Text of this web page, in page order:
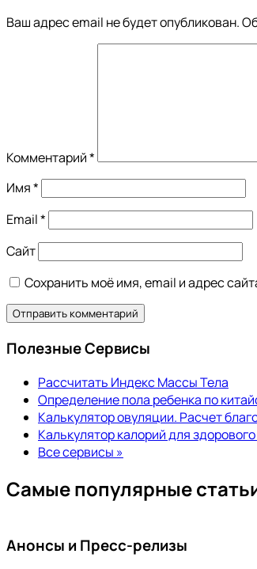
Ваш адрес email не будет опубликован.
Комментарий*
Имя*
Email*
Сайт
Сохранить моё имя, email и адрес
Полезные Сервисы
Рассчитать Индекс Массы Тела
Определение пола ребенка по
Калькулятор овуляции. Расчет
Калькулятор калорий для
Все сервисы »
Самые популярные
Анонсы и Пресс-релизы